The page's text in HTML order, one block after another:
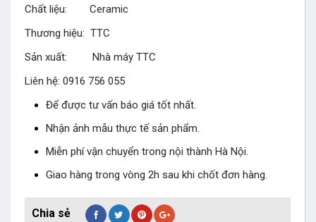
Chất liệu: Ceramic
Thương hiệu: TTC
Sản xuất: Nhà máy TTC
Liên hệ: 0916 756 055
Để được tư vấn báo giá tốt nhất.
Nhận ảnh mẫu thực tế sản phẩm.
Miễn phí vận chuyển trong nội thành Hà Nội.
Giao hàng trong vòng 2h sau khi chốt đơn hàng.